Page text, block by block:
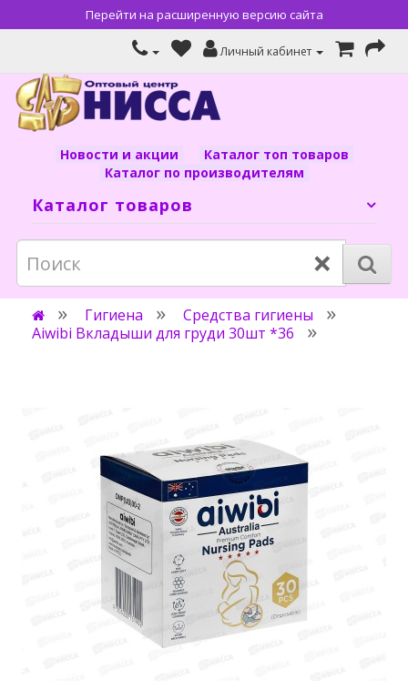
Перейти на расширенную версию сайта
Личный кабинет
Новости и акции
Каталог топ товаров
Каталог по производителям
Каталог товаров
×
Гигиена
Средства гигиены
Aiwibi Вкладыши для груди 30шт *36